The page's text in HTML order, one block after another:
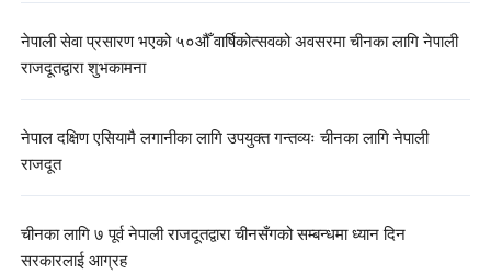
नेपाली सेवा प्रसारण भएको ५०औँ वार्षिकोत्सवको अवसरमा चीनका लागि नेपाली
राजदूतद्वारा शुभकामना
नेपाल दक्षिण एसियामै लगानीका लागि उपयुक्त गन्तव्यः चीनका लागि नेपाली
राजदूत
चीनका लागि ७ पूर्व नेपाली राजदूतद्वारा चीनसँगको सम्बन्धमा ध्यान दिन
सरकारलाई आग्रह